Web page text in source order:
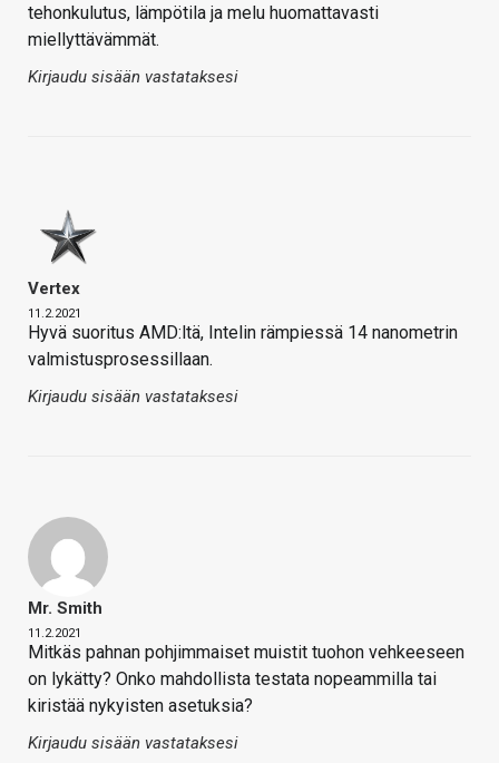
tehonkulutus, lämpötila ja melu huomattavasti
miellyttävämmät.
Kirjaudu sisään vastataksesi
Vertex
11.2.2021
Hyvä suoritus AMD:ltä, Intelin rämpiessä 14 nanometrin
valmistusprosessillaan.
Kirjaudu sisään vastataksesi
Mr. Smith
11.2.2021
Mitkäs pahnan pohjimmaiset muistit tuohon vehkeeseen
on lykätty? Onko mahdollista testata nopeammilla tai
kiristää nykyisten asetuksia?
Kirjaudu sisään vastataksesi